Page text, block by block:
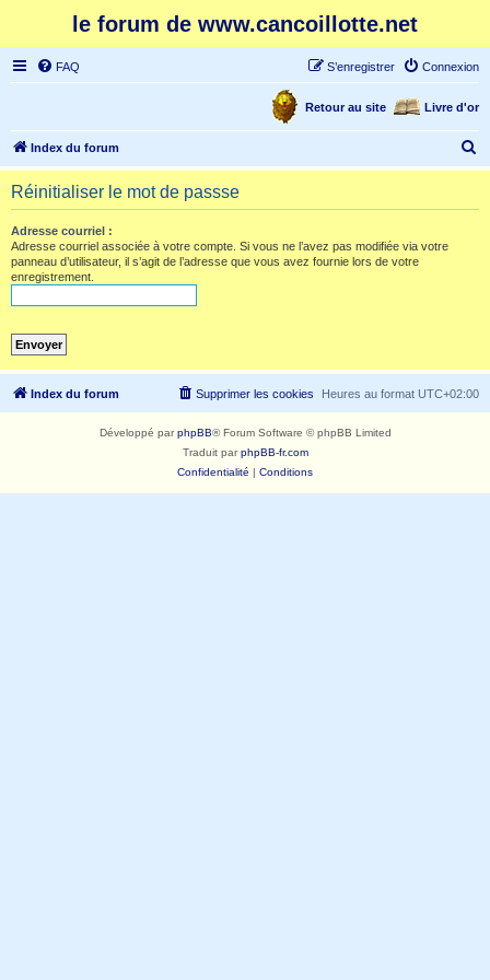
le forum de www.cancoillotte.net
FAQ Connexion
S’enregistrer
Livre d'or
Retour au site
Index du forum
e
Réinitialiser le mot de passse
Adresse courriel :
Adresse courriel associée à votre compte. Si vous ne l’avez pas modifiée via votre
panneau d’utilisateur, il s’agit de l’adresse que vous avez fournie lors de votre
enregistrement.
Index du forum Heures au format UTC+02:00
Supprimer les cookies
Développé parphpBB® Forum Software © phpBB Limited
Traduit parphpBB-fr.com
Confidentialité | Conditions